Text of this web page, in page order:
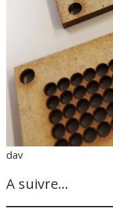
dav
A suivre…